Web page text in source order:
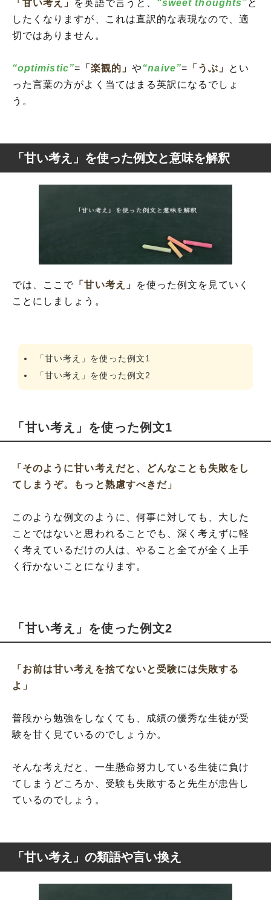
「甘い考え」 を英語で言うと、 “sweet thoughts”と
したくなりますが、これは直訳的な表現なので、適
切ではありません。
“optimistic”= 「楽観的」や“naive”= 「うぶ」
とい
った言葉の方がよく当てはまる英訳になるでしょ
う。
「甘い考え」を使った例文と意味を解釈
では、ここで 「甘い考え」
を使った例文を見ていく
ことにしましょう。
「甘い考え」を使った例文1
「甘い考え」を使った例文2
「甘い考え」を使った例文1
「そのように甘い考えだと、どんなことも失敗をし
てしまうぞ。もっと熟慮すべきだ」
このような例文のように、何事に対しても、大した
ことではないと思われることでも、深く考えずに軽
く考えているだけの人は、やること全てが全く上手
く行かないことになります。
「甘い考え」を使った例文2
「お前は甘い考えを捨てないと受験には失敗する
よ」
普段から勉強をしなくても、成績の優秀な生徒が受
験を甘く見ているのでしょうか。
そんな考えだと、一生懸命努力している生徒に負け
てしまうどころか、受験も失敗すると先生が忠告し
ているのでしょう。
「甘い考え」の類語や言い換え